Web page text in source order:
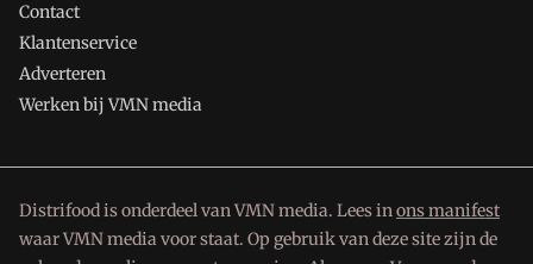
Contact
Klantenservice
Adverteren
Werken bij VMN media
Distrifood is onderdeel van VMN media. Lees inons manifest
waar VMN media voor staat. Op gebruik van deze site zijn de